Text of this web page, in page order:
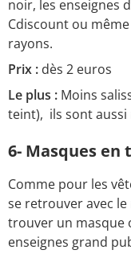
noir, les enseignes
Cdiscount ou
rayons.
Prix : dès 2 euros
Le plus : Moins
teint), ils sont
6- Masques en
Comme pour les
se retrouver avec
trouver un masque
enseignes grand